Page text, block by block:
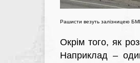
Рашисти везуть залізницею
Окрім того, як
Наприклад –